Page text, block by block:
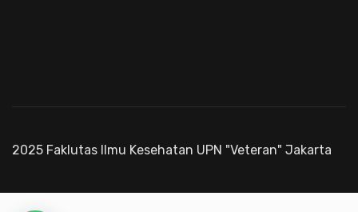
2025 Faklutas Ilmu Kesehatan UPN "Veteran" Jakarta